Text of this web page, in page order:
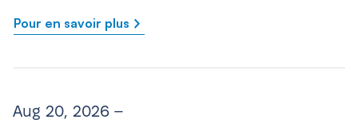
Pour en savoir plus
Aug 20, 2026 –